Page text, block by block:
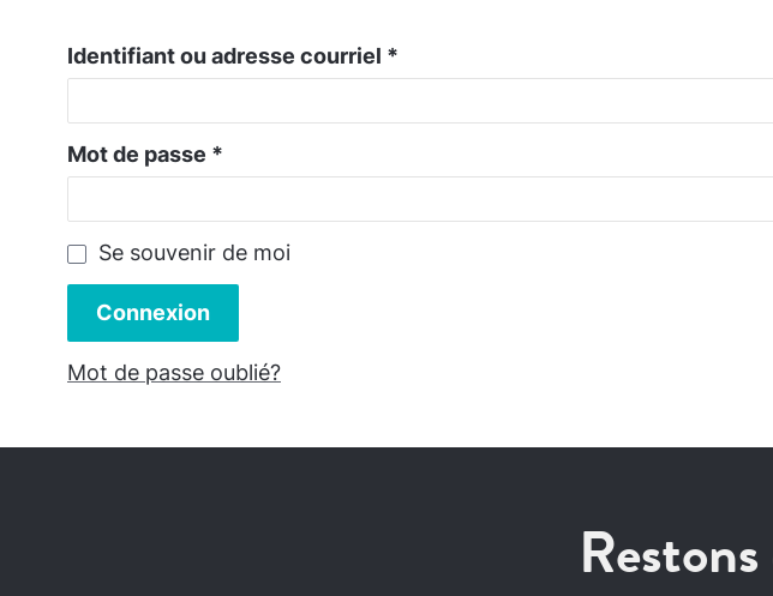
Identifiant ou adresse courriel *
Mot de passe *
Se souvenir de moi
Connexion
Mot de passe oublié?